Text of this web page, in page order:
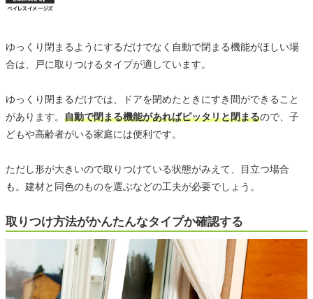
ゆっくり閉まるようにするだけでなく自動で閉まる機能がほしい場
合は、戸に取りつけるタイプが適しています。
ゆっくり閉まるだけでは、ドアを閉めたときにすき間ができること
があります。 自動で閉まる機能があればピッタリと閉まるので、子
どもや高齢者がいる家庭には便利です。
ただし形が大きいので取りつけている状態がみえて、目立つ場合
も。建材と同色のものを選ぶなどの工夫が必要でしょう。
取りつけ方法がかんたんなタイプか確認する